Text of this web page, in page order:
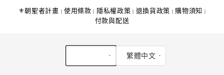
⚜️朝聖者計畫 | 使用條款 | 隱私權政策 | 退換貨政策 | 購物須知 |
付款與配送